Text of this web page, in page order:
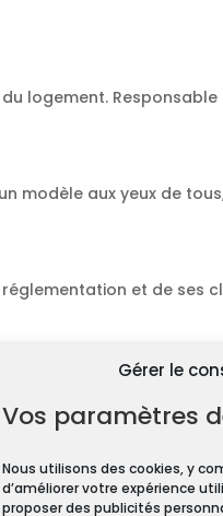
Gérer le
Vos paramètres
Nous utilisons des cookies, y
d’améliorer votre expérience
proposer des publicités
logement. Responsable
modèle aux yeux de
et de ses
?
obligatoires pour toute